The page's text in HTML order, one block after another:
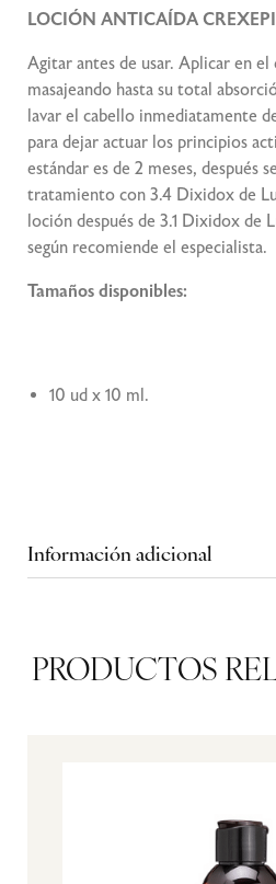
LOCIÓN ANTICAÍDA
Agitar antes de usar. Aplicar en
masajeando hasta su total
lavar el cabello inmediatamente
para dejar actuar los principios
estándar es de 2 meses, después
tratamiento con 3.4 Dixidox de
loción después de 3.1 Dixidox de
según recomiende el especialista.
Tamaños disponibles:
10 ud x 10 ml.
Información adicional
PRODUCTOS